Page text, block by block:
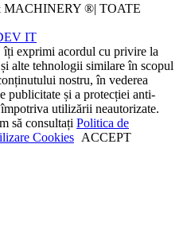
MACHINERY ®| TOATE
IT
îți exprimi acordul cu privire la
alte tehnologii similare în scopul
nostru, în vederea
publicitate și a protecției anti-
utilizării neautorizate.
să consultați Politica de
Cookies ACCEPT